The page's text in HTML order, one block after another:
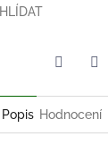
HLÍDAT
Popis Hodnocení